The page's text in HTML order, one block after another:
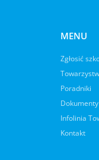
MENU
Zgłosić
Poradniki
Infolinia
Kontakt